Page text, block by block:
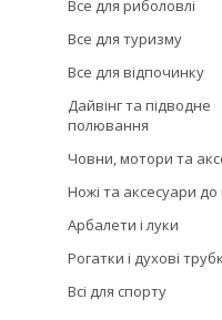
Все для риболовлі
Все для туризму
Все для відпочинку
Дайвінг та підводне
полювання
Човни, мотори та
Ножі та аксесуари до
Арбалети і луки
Рогатки і духові
Всі для спорту